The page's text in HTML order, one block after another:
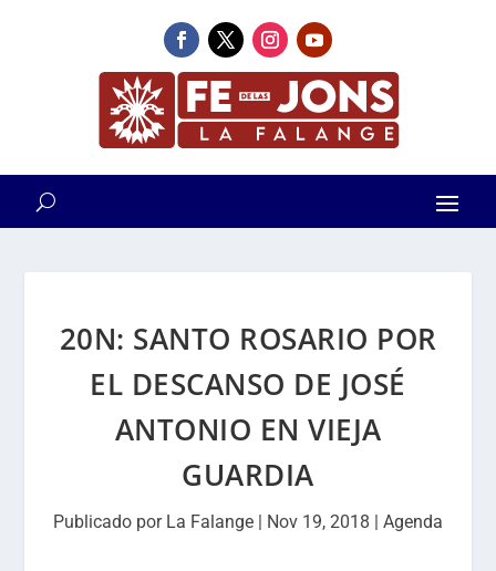
20N: SANTO ROSARIO POR
EL DESCANSO DE JOSÉ
ANTONIO EN VIEJA
GUARDIA
Publicado por La Falange | Nov 19, 2018 | Agenda